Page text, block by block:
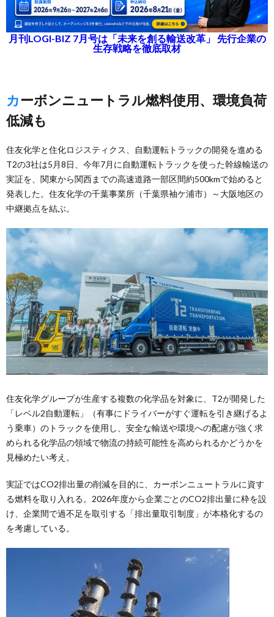
月刊LOGI-BIZ 7月号は「未来を創る輸送改革」 先行企業の
生存戦略を徹底取材
カーボンニュートラル燃料使用、環境負荷
低減も
住友化学と住化ロジスティクス、自動運転トラックの開発を進める
T2の3社は5月8日、今年7月に自動運転トラックを使った幹線輸送の
実証を、関東から関西までの高速道路一部区間約500kmで始めると
発表した。住友化学の千葉事業所（千葉県袖ケ浦市）～大阪地区の
中継拠点を結ぶ。
住友化学グループが生産する複数の化学品を対象に、T2が開発した
「レベル2自動運転」（有事にドライバーがすぐ運転を引き継げるよ
う乗車）のトラックを使用し、安全な輸送や環境への配慮が強く求
められる化学品の領域で物流の持続可能性を高められるかどうかを
見極めたい考え。
実証ではCO2排出量の削減を目的に、カーボンニュートラルに資す
る燃料を取り入れる。2026年度から企業ごとのCO2排出量に枠を設
け、企業間で過不足を取引する「排出量取引制度」が本格化するの
を考慮している。